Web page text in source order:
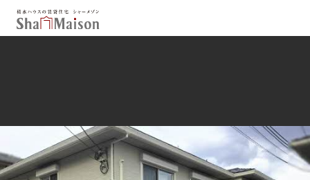
北海道 東北
関東
中部
関西
中国・四国